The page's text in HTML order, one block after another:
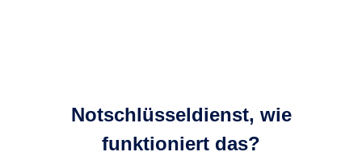
Notschlüsseldienst, wie
funktioniert das?